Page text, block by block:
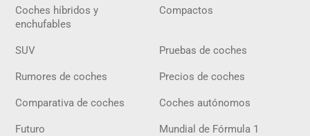
Coches híbridos y
enchufables
Compactos
SUV Pruebas de coches
Rumores de coches Precios de coches
Comparativa de coches Coches autónomos
Futuro Mundial de Fórmula 1